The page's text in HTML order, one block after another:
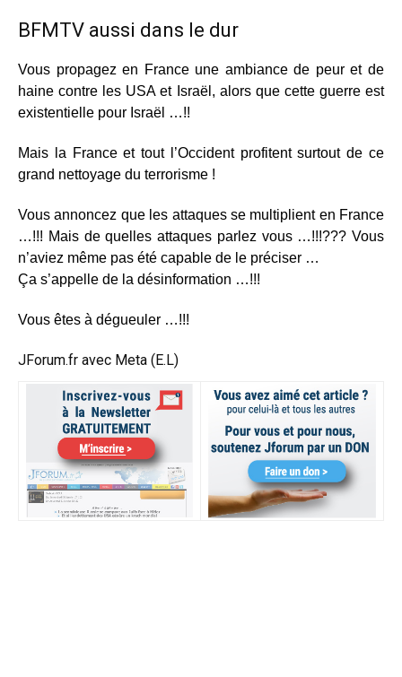
BFMTV aussi dans le dur
Vous propagez en France une ambiance de peur et de
haine contre les USA et Israël, alors que cette guerre est
existentielle pour Israël …!!
Mais la France et tout l’Occident profitent surtout de ce
grand nettoyage du terrorisme !
Vous annoncez que les attaques se multiplient en France
…!!! Mais de quelles attaques parlez vous …!!!??? Vous
n’aviez même pas été capable de le préciser …
Ça s’appelle de la désinformation …!!!
Vous êtes à dégueuler …!!!
JForum.fr avec Meta (E.L)